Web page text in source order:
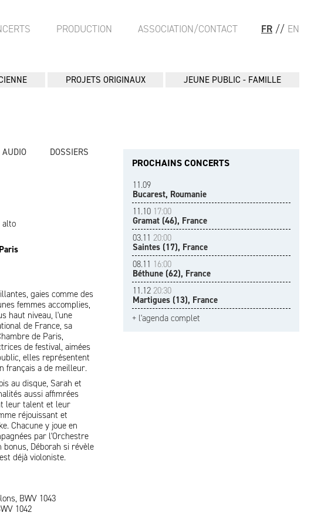
FR // EN
PRODUCTION ASSOCIATION/CONTACT
PROJETS ORIGINAUX JEUNE PUBLIC - FAMILLE
AUDIO DOSSIERS
gaies comme des
femmes accomplies,
haut niveau, l'une
de France, sa
de Paris,
de festival, aimées
elles représentent
français a de meilleur.
au disque, Sarah et
aussi affimrées
leur talent et leur
réjouissant et
Chacune y joue en
par l'Orchestre
Déborah si révèle
déjà violoniste.
BWV 1043
1042
PROCHAINS CONCERTS
11.09
Bucarest, Roumanie
11.10 17:00
Gramat (46), France
03.11 20:00
Saintes (17), France
08.11 16:00
Béthune (62), France
11.12 20:30
Martigues (13), France
+ l'agenda complet